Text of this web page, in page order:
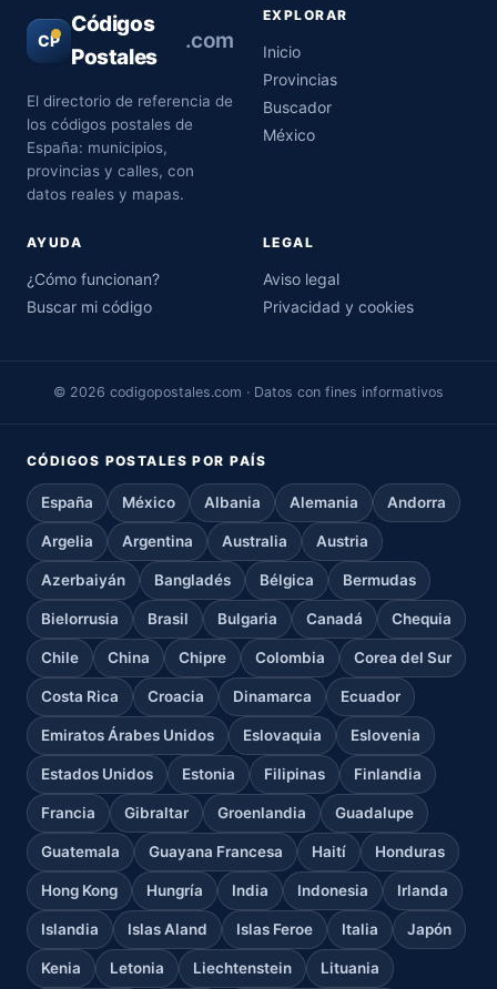
CP
Códigos
Postales
.com
El directorio de referencia de
los códigos postales de
España: municipios,
provincias y calles, con
datos reales y mapas.
EXPLORAR
Inicio
Provincias
Buscador
México
AYUDA
¿Cómo funcionan?
Buscar mi código
LEGAL
Aviso legal
Privacidad y cookies
© 2026 codigopostales.com · Datos con fines informativos
CÓDIGOS POSTALES POR PAÍS
España México Albania Alemania Andorra
Argelia Argentina Australia Austria
Azerbaiyán Bangladés Bélgica Bermudas
Bielorrusia Brasil Bulgaria Canadá Chequia
Chile China Chipre Colombia Corea del Sur
Costa Rica Croacia Dinamarca Ecuador
Emiratos Árabes Unidos Eslovaquia Eslovenia
Estados Unidos Estonia Filipinas Finlandia
Francia Gibraltar Groenlandia Guadalupe
Guatemala Guayana Francesa Haití Honduras
Hong Kong Hungría India Indonesia Irlanda
Islandia Islas Aland Islas Feroe Italia Japón
Kenia Letonia Liechtenstein Lituania